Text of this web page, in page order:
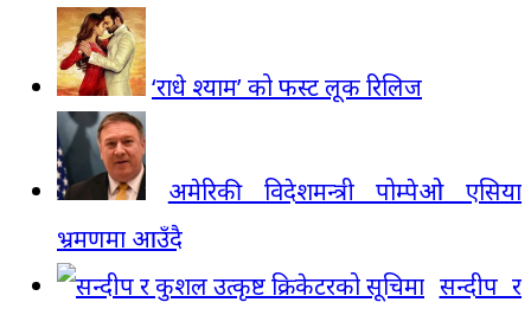
‘राधे श्याम’ को फस्ट लूक रिलिज
अमेरिकी विदेशमन्त्री पोम्पेओ एसिया
भ्रमणमा आउँदै
सन्दीप र